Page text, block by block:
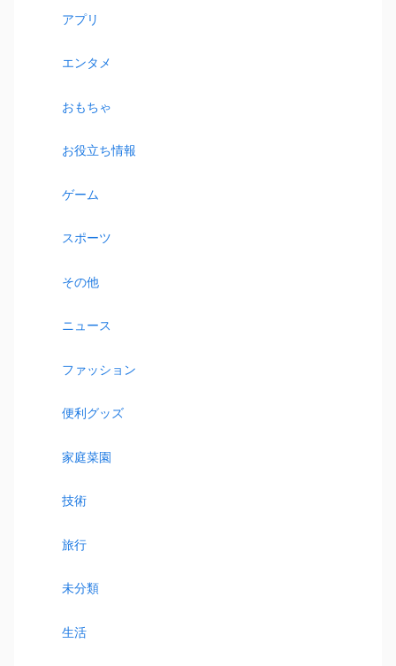
アプリ
エンタメ
おもちゃ
お役立ち情報
ゲーム
スポーツ
その他
ニュース
ファッション
便利グッズ
家庭菜園
技術
旅行
未分類
生活